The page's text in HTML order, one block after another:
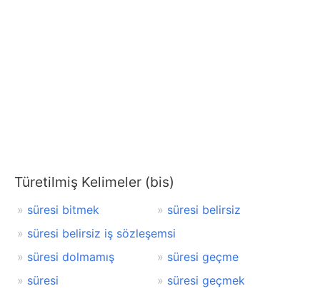
Türetilmiş Kelimeler (bis)
süresi bitmek
süresi belirsiz
süresi belirsiz iş sözleşemsi
süresi dolmamış
süresi geçme
süresi
süresi geçmek